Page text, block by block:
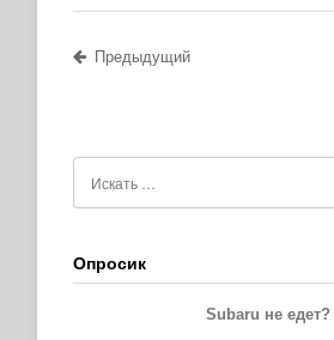
Предыдущий
Опросик
Subaru не едет?